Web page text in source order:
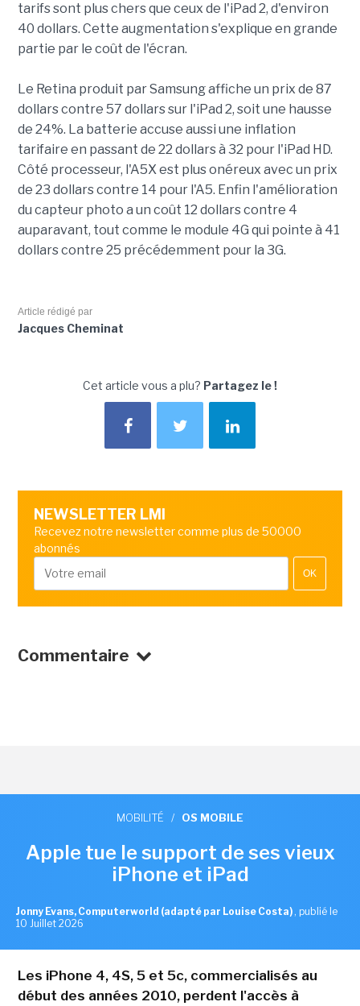
tarifs sont plus chers que ceux de l'iPad 2, d'environ
40 dollars. Cette augmentation s'explique en grande
partie par le coût de l'écran.
Le Retina produit par Samsung affiche un prix de 87
dollars contre 57 dollars sur l'iPad 2, soit une hausse
de 24%. La batterie accuse aussi une inflation
tarifaire en passant de 22 dollars à 32 pour l'iPad HD.
Côté processeur, l'A5X est plus onéreux avec un prix
de 23 dollars contre 14 pour l'A5. Enfin l'amélioration
du capteur photo a un coût 12 dollars contre 4
auparavant, tout comme le module 4G qui pointe à 41
dollars contre 25 précédemment pour la 3G.
Article rédigé par
Jacques Cheminat
Cet article vous a plu? Partagez le !
NEWSLETTER LMI
Recevez notre newsletter comme plus de 50000
abonnés
OK
Commentaire
MOBILITÉ / OS MOBILE
Apple tue le support de ses vieux
iPhone et iPad
Jonny Evans, Computerworld (adapté par Louise Costa) , publié le
10 Juillet 2026
Les iPhone 4, 4S, 5 et 5c, commercialisés au
début des années 2010, perdent l'accès à